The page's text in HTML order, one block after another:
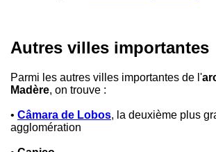
Autres villes importantes
Parmi les autres villes importantes de l'
Madère, on trouve :
• Câmara de Lobos, la deuxième plus
agglomération